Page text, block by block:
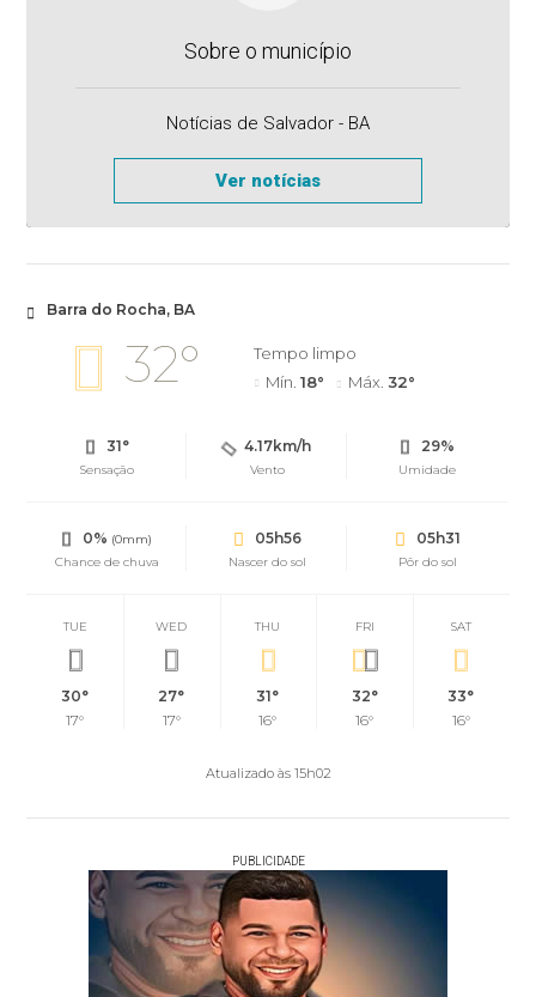
Sobre o município
Notícias de Salvador - BA
Ver notícias
Barra do Rocha, BA
32°
Tempo limpo
Mín. 18° Máx. 32°
31°
Sensação
4.17km/h
Vento
29%
Umidade
0% (0mm)
Chance de chuva
05h56
Nascer do sol
05h31
Pôr do sol
TUE
30°
17°
WED
27°
17°
THU
31°
16°
FRI
32°
16°
SAT
33°
16°
Atualizado às 15h02
PUBLICIDADE